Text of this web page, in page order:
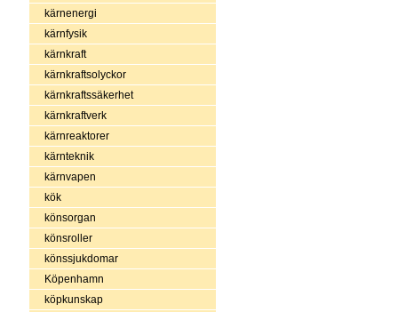
kärnenergi
kärnfysik
kärnkraft
kärnkraftsolyckor
kärnkraftssäkerhet
kärnkraftverk
kärnreaktorer
kärnteknik
kärnvapen
kök
könsorgan
könsroller
könssjukdomar
Köpenhamn
köpkunskap